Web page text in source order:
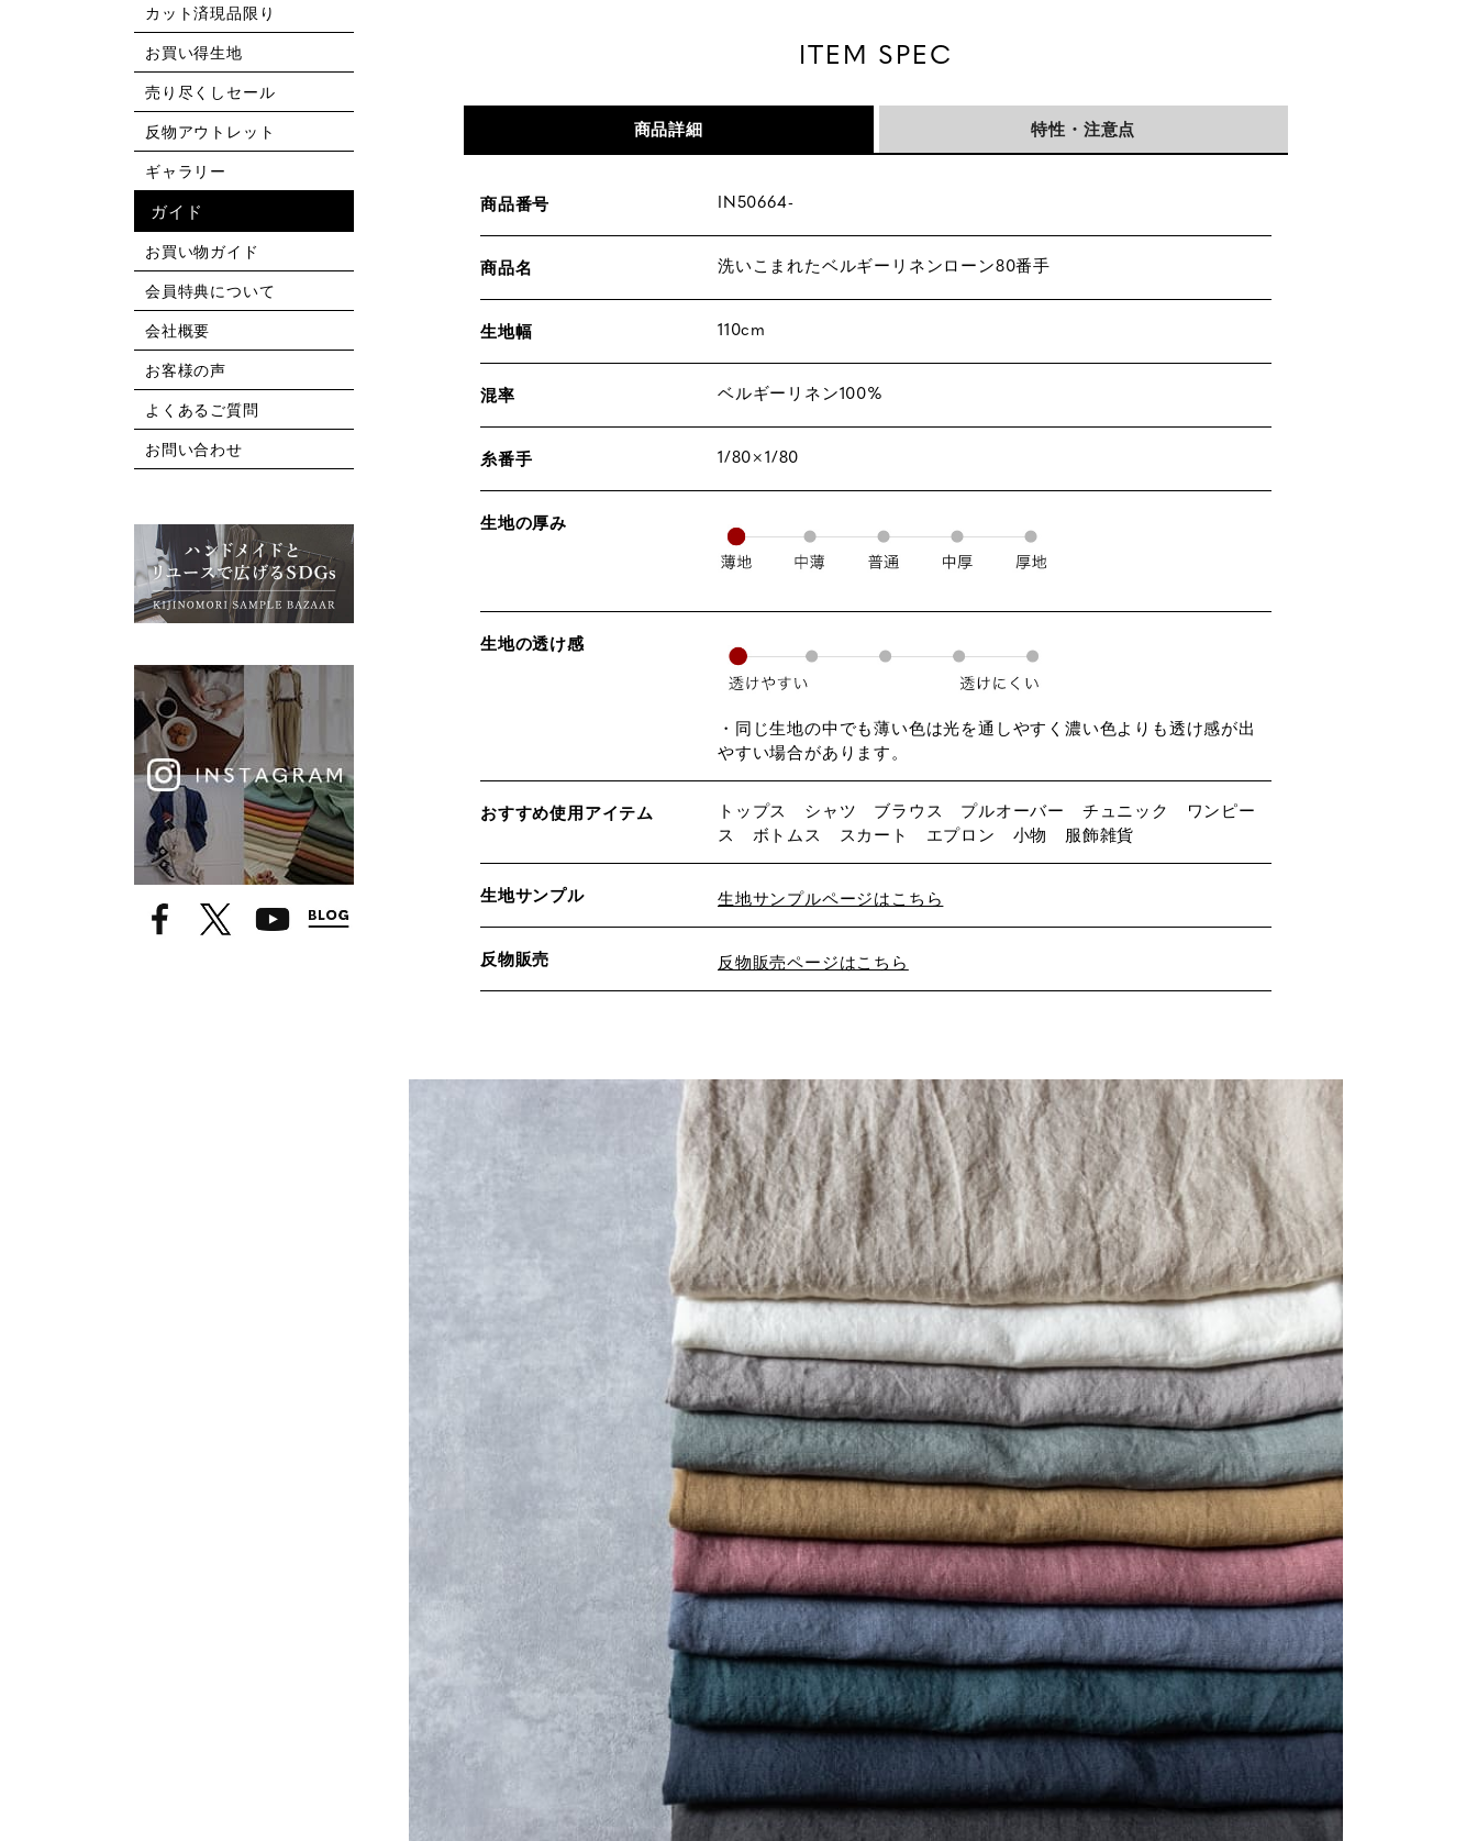
ITEM SPEC
商品詳細
商品番号 IN50664-
商品名 洗いこまれたベルギーリネンローン80番手
生地幅 110cm
混率 ベルギーリネン100%
糸番手 1/80×1/80
生地の厚み
生地の透け感
・同じ生地の中でも薄い色は光を通しやすく濃い色よりも透け感が出
やすい場合があります。
おすすめ使用アイテム
トップス シャツ ブラウス プルオーバー チュニック ワンピー
ス ボトムス スカート エプロン 小物 服飾雑貨
生地サンプル 生地サンプルページはこちら
反物販売 反物販売ページはこちら
特性・注意点
※詳しくはこちら
※詳しくはこちら
※詳しくはこちら
※詳しくはこちら
カット済現品限り
お買い得生地
売り尽くしセール
反物アウトレット
ギャラリー
ガイド
お買い物ガイド
会員特典について
会社概要
お客様の声
よくあるご質問
お問い合わせ